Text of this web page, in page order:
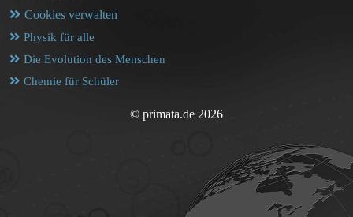
Cookies verwalten
Physik für alle
Die Evolution des Menschen
Chemie für Schüler
© primata.de 2026